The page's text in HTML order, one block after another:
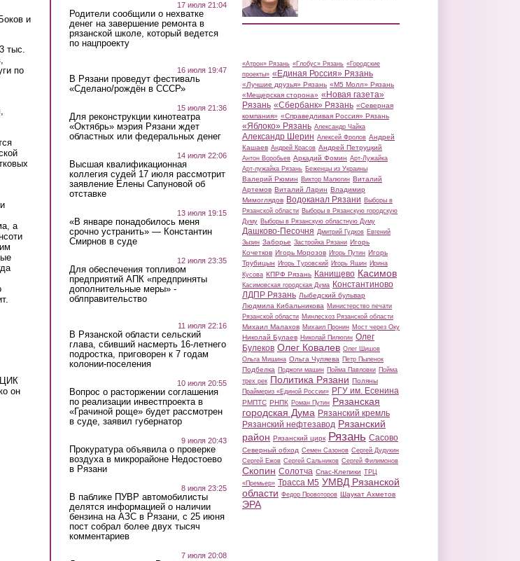
и
тыс.
по
а
ЦИК
он
17 июля 21:04
Родители сообщили о нехватке
денег на завершение ремонта в
рязанской школе, который ведется
по нацпроекту
16 июля 19:47
В Рязани проведут фестиваль
«Сделано/рождён в СССР»
15 июля 21:36
Для реконструкции кинотеатра
«Октябрь» мэрия Рязани ждет
областных или федеральных денег
14 июля 22:06
Высшая квалификационная
коллегия судей 17 июля рассмотрит
заявление Елены Сапуновой об
отставке
13 июля 19:15
«В январе понадобилось меня
срочно устранить» — Константин
Смирнов в суде
12 июля 23:35
Для обеспечения топливом
предприятий АПК «предприняты
дополнительные меры» -
облправительство
11 июля 22:16
В Рязанской области сельский
глава, сбивший насмерть 16-летнего
подростка, приговорен к 7 годам
колонии-поселения
10 июля 20:55
Вопрос о расторжении соглашения
по реализации инвестпроекта в
«Грачиной роще» будет рассмотрен
в суде, заявил губернатор
9 июля 20:43
Прокуратура объявила о проверке
воздуха в микрорайоне Недостоево
в Рязани
8 июля 23:25
В паблике ПУВР автомобилисты
делятся информацией о наличии
бензина на АЗС в Рязани, с 25 июня
пост собрал более двух тысяч
комментариев
7 июля 20:08
«Атрон» Рязань «Глобус» Рязань «Городские
проекты» «Единая Россия» Рязань
«Лучшие друзья» Рязань «М5 Молл» Рязань
«Мещерская сторона» «Новая газета»
Рязань «Сбербанк» Рязань «Северная
компания» «Справедливая Россия» Рязань
«Яблоко» Рязань Александр Чайка
Александр Шерин Алексей Фролов Андрей
Кашаев Андрей Красов Андрей Петруцкий
Антон Воробьев Аркадий Фомин Арт-Лужайка
Арт-лужайка Рязань Беженцы из Украины
Валерий Рюмин Виктор Малюгин Виталий
Артемов Виталий Ларин Владимир
Мимоглядов Водоканал Рязани Выборы в
Рязанской области Выборы в Рязанскую городскую
Думу Выборы в Рязанскую областную Думу
Дашково-Песочня Дмитрий Гудков Евгений
Зызин Заборье Застройка Рязани Игорь
Кочетков Игорь Морозов Игорь Путин Игорь
Трубицын Игорь Туровский Игорь Яшин Ирина
Кусова КПРФ Рязань Канищево Касимов
Касимовская городская Дума Константиново
ЛДПР Рязань Лыбедский бульвар
Людмила Кибальникова Министерство печати
Рязанской области Минлесхоз Рязанской области
Михаил Малахов Михаил Пронин Мост через Оку
Николай Булаев Николай Пилюгин Олег
Булеков Олег Ковалев Олег Шишов
Ольга Мишина Ольга Чуляева Петр Пыленок
Подбелка Поджоги машин Пойма Павловки Пойма
трех рек Политика Рязани Поляны
Праймериз «Единой России» РГУ им. Есенина
РМПТС РНПК Роман Путин Рязанская
городская Дума Рязанский кремль
Рязанский нефтезавод Рязанский
район Рязанский цирк Рязань Сасово
Северный обход Семен Сазонов Сергей Дудукин
Сергей Ежов Сергей Сальников Сергей Филимонов
Скопин Солотча Спас-Клепики ТРЦ
«Премьер» Трасса М5 УМВД Рязанской
области Федор Провоторов Шаукат Ахметов
ЭРА